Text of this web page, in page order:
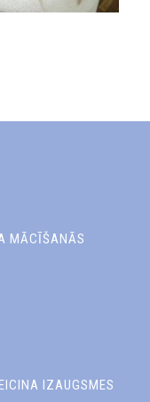
MĀCĪŠANĀS
IZAUGSMES